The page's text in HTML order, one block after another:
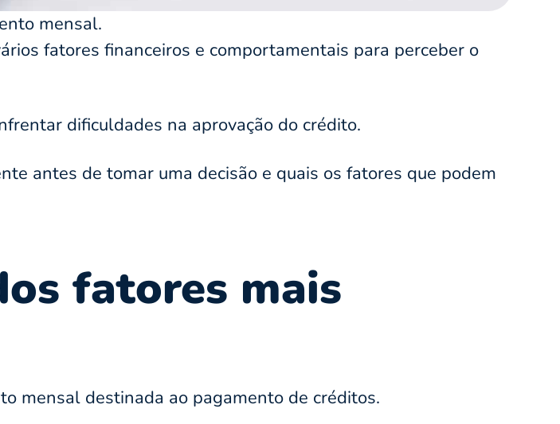
mensal.
fatores financeiros e comportamentais para perceber o
dificuldades na aprovação do crédito.
antes de tomar uma decisão e quais os fatores que podem
fatores mais
mensal destinada ao pagamento de créditos.